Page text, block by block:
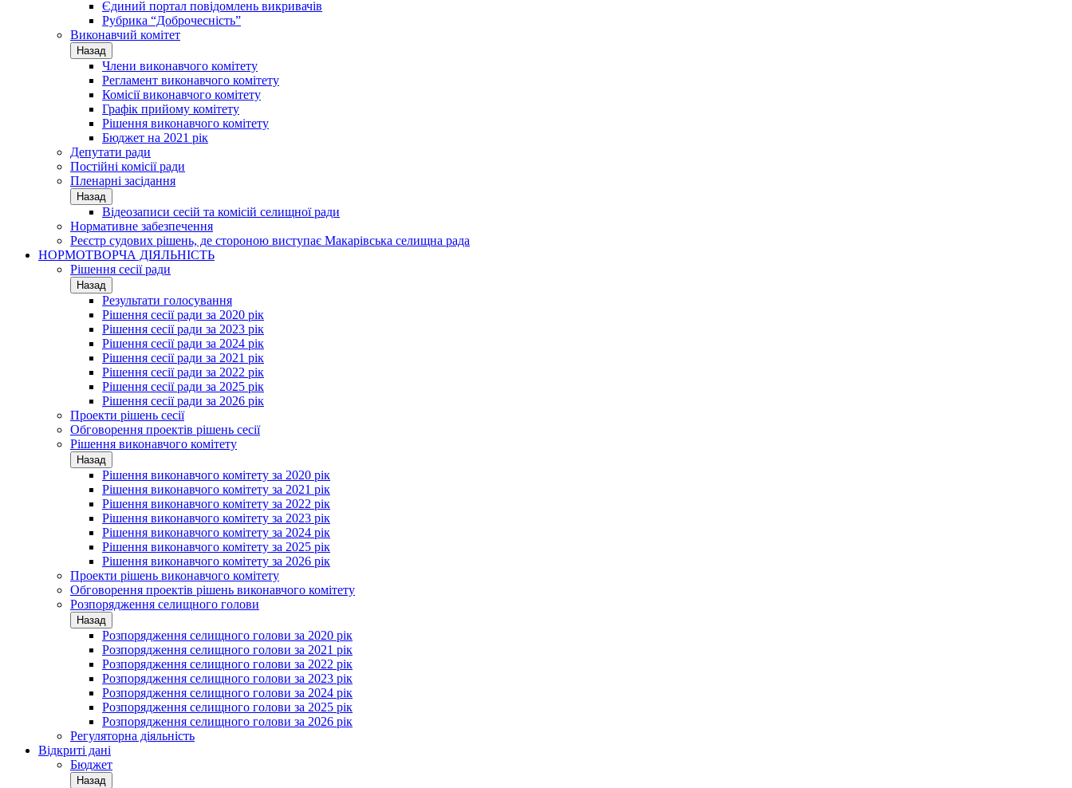
Єдиний портал повідомлень викривачів
Рубрика “Доброчесність”
Виконавчий комітет
Назад
Члени виконавчого комітету
Регламент виконавчого комітету
Комісії виконавчого комітету
Графік прийому комітету
Рішення виконавчого комітету
Бюджет на 2021 рік
Депутати ради
Постійні комісії ради
Пленарні засідання
Назад
Відеозаписи сесій та комісій селищної ради
Нормативне забезпечення
Реєстр судових рішень, де стороною виступає Макарівська селищна рада
НОРМОТВОРЧА ДІЯЛЬНІСТЬ
Рішення сесії ради
Назад
Результати голосування
Рішення сесії ради за 2020 рік
Рішення сесії ради за 2023 рік
Рішення сесії ради за 2024 рік
Рішення сесії ради за 2021 рік
Рішення сесії ради за 2022 рік
Рішення сесії ради за 2025 рік
Рішення сесії ради за 2026 рік
Проекти рішень сесії
Обговорення проектів рішень сесії
Рішення виконавчого комітету
Назад
Рішення виконавчого комітету за 2020 рік
Рішення виконавчого комітету за 2021 рік
Рішення виконавчого комітету за 2022 рік
Рішення виконавчого комітету за 2023 рік
Рішення виконавчого комітету за 2024 рік
Рішення виконавчого комітету за 2025 рік
Рішення виконавчого комітету за 2026 рік
Проекти рішень виконавчого комітету
Обговорення проектів рішень виконавчого комітету
Розпорядження селищного голови
Назад
Розпорядження селищного голови за 2020 рік
Розпорядження селищного голови за 2021 рік
Розпорядження селищного голови за 2022 рік
Розпорядження селищного голови за 2023 рік
Розпорядження селищного голови за 2024 рік
Розпорядження селищного голови за 2025 рік
Розпорядження селищного голови за 2026 рік
Регуляторна діяльність
Відкриті дані
Бюджет
Назад